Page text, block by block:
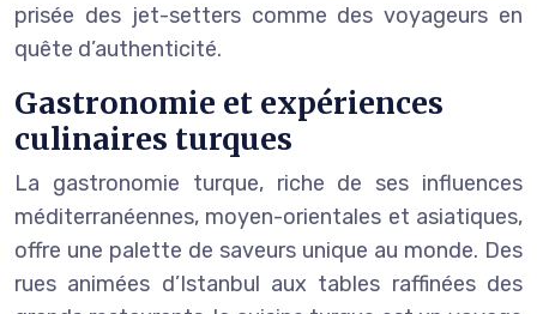
prisée des jet-setters comme des voyageurs en
quête d’authenticité.
Gastronomie et expériences
culinaires turques
La gastronomie turque, riche de ses influences
méditerranéennes, moyen-orientales et asiatiques,
offre une palette de saveurs unique au monde. Des
rues animées d’Istanbul aux tables raffinées des